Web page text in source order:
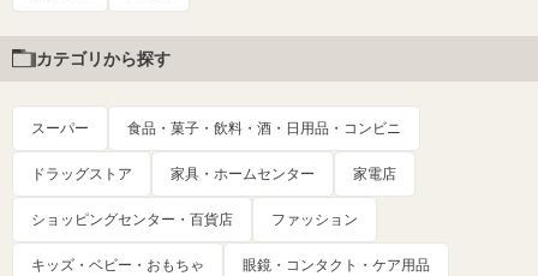
カテゴリから探す
スーパー 食品・菓子・飲料・酒・日用品・コンビニ
ドラッグストア 家具・ホームセンター 家電店
ショッピングセンター・百貨店 ファッション
キッズ・ベビー・おもちゃ 眼鏡・コンタクト・ケア用品